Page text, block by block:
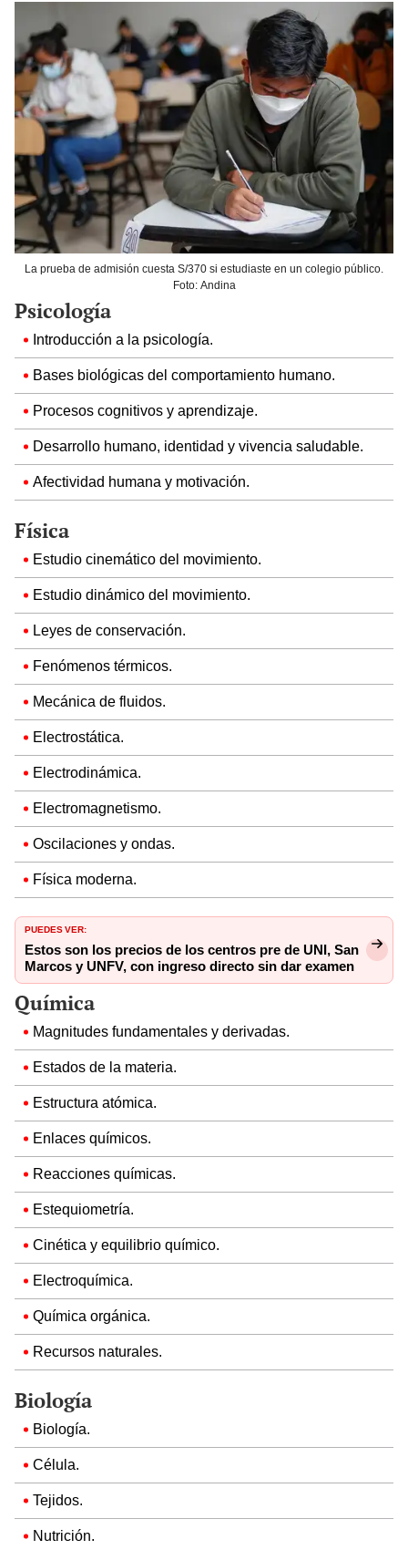
La prueba de admisión cuesta S/370 si estudiaste en un colegio público.
Foto: Andina
Psicología
Introducción a la psicología.
Bases biológicas del comportamiento humano.
Procesos cognitivos y aprendizaje.
Desarrollo humano, identidad y vivencia saludable.
Afectividad humana y motivación.
Física
Estudio cinemático del movimiento.
Estudio dinámico del movimiento.
Leyes de conservación.
Fenómenos térmicos.
Mecánica de fluidos.
Electrostática.
Electrodinámica.
Electromagnetismo.
Oscilaciones y ondas.
Física moderna.
PUEDES VER:
Estos son los precios de los centros pre de UNI, San
Marcos y UNFV, con ingreso directo sin dar examen
Química
Magnitudes fundamentales y derivadas.
Estados de la materia.
Estructura atómica.
Enlaces químicos.
Reacciones químicas.
Estequiometría.
Cinética y equilibrio químico.
Electroquímica.
Química orgánica.
Recursos naturales.
Biología
Biología.
Célula.
Tejidos.
Nutrición.